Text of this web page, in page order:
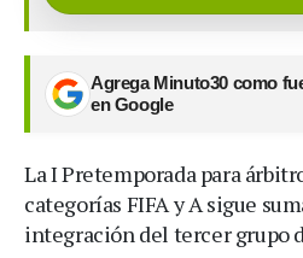
Agrega Minuto30 como
en Google
La I Pretemporada para
categorías FIFA y A sigue
integración del tercer grupo